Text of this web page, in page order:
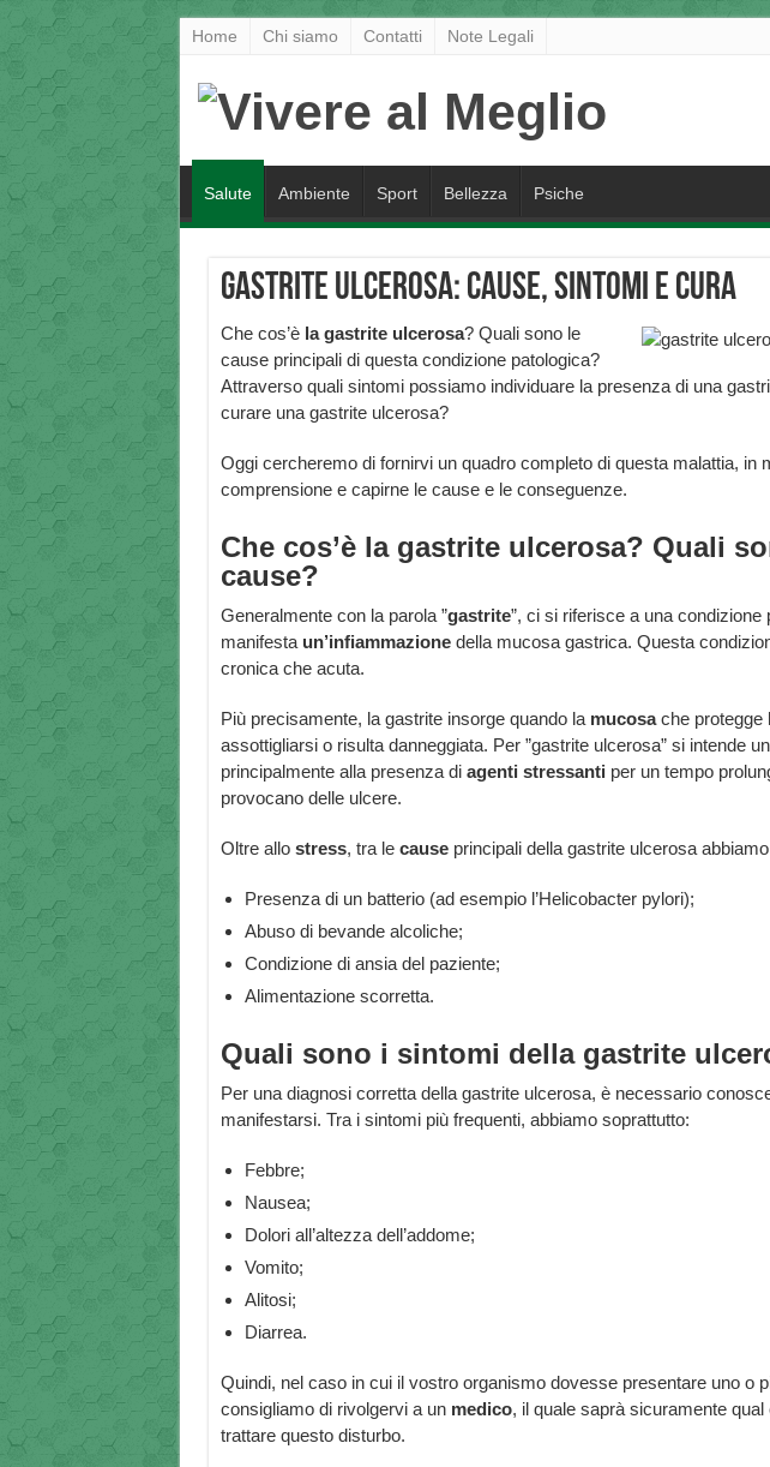
Home Chi siamo Contatti Note Legali
Salute Ambiente Sport Bellezza Psiche
Gastrite ulcerosa: cause, sintomi e cura
Che cos’è lagastrite ulcerosa? Quali sono le
cause principali di questa condizione patologica?
Attraverso quali sintomi possiamo individuare la presenza di una
curare una gastrite ulcerosa?
Oggi cercheremo di fornirvi un quadro completo di questa malattia, in
comprensione e capirne le cause e le conseguenze.
Che cos’è la gastrite ulcerosa? Quali
cause?
Generalmente con la parola ”gastrite”, ci si riferisce a una condizione
manifesta un’infiammazionedella mucosa gastrica. Questa
cronica che acuta.
Più precisamente, la gastrite insorge quando la mucosache protegge
assottigliarsi o risulta danneggiata. Per ”gastrite ulcerosa” si intende
principalmente alla presenza di agenti stressanti per un tempo
provocano delle ulcere.
Oltre allo stress, tra le causeprincipali della gastrite ulcerosa
Presenza di un batterio (ad esempio l’Helicobacter pylori);
Abuso di bevande alcoliche;
Condizione di ansia del paziente;
Alimentazione scorretta.
Quali sono i sintomi della gastrite
Per una diagnosi corretta della gastrite ulcerosa, è necessario
manifestarsi. Tra i sintomi più frequenti, abbiamo soprattutto:
Febbre;
Nausea;
Dolori all’altezza dell’addome;
Vomito;
Alitosi;
Diarrea.
Quindi, nel caso in cui il vostro organismo dovesse presentare uno o
consigliamo di rivolgervi a un medico, il quale saprà sicuramente
trattare questo disturbo.